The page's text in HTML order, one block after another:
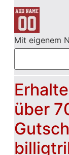
Mit eigenem
über